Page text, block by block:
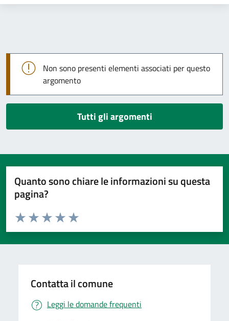
Non sono presenti elementi associati per questo
argomento
Tutti gli argomenti
Quanto sono chiare le informazioni su questa
pagina?
Valuta da 1 a 5 stelle la pagina
Valuta 5 stelle su 5
Valuta 4 stelle su 5
Valuta 3 stelle su 5
Valuta 2 stelle su 5
Valuta 1 stelle su 5
Contatta il comune
Leggi le domande frequenti